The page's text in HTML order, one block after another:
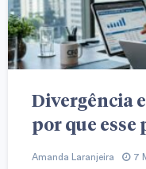
Divergência
por que esse
Amanda Laranjeira 7